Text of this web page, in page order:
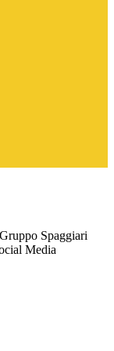
Spaggiari
Media